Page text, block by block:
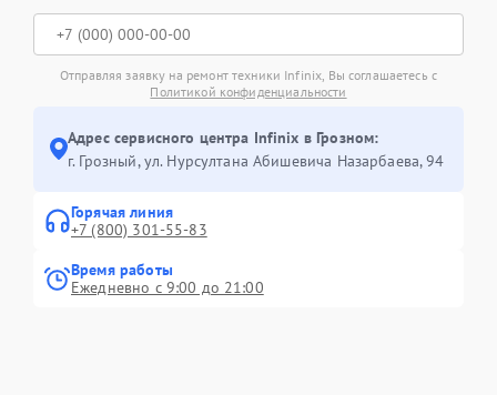
Отправляя заявку на ремонт техники Infinix, Вы соглашаетесь с
Политикой конфиденциальности
Адрес сервисного центра Infinix в Грозном:
г. Грозный, ул. Нурсултана Абишевича Назарбаева, 94
Горячая линия
+7 (800) 301-55-83
Время работы
Ежедневно с 9:00 до 21:00